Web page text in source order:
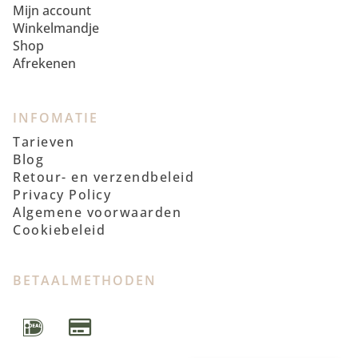
Mijn account
Winkelmandje
Shop
Afrekenen
INFOMATIE
Tarieven
Blog
Retour- en verzendbeleid
Privacy Policy
Algemene voorwaarden
Cookiebeleid
BETAALMETHODEN